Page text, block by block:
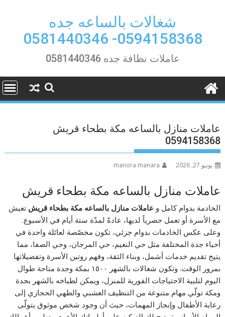
شغالات بالساعه جده
0594158368- 0581440346
عاملات نظافة جده 0581440346
عاملات منازل بالساعه مكة بطحاء قريش
0594158368
يونيو 27, 2026 manora manara
عاملات منازل بالساعه مكة بطحاء قريش
الخادمة بدوام كامل و عاملات منازل بالساعه مكة بطحاء قريش تعيش
مع الأسرة أو تعمل حصرياً لديها، عادةً لمدّة ستة أيام في الأسبوع.
وعلى عكس الخادمات بدوام جزئي، تكون مخصّصة لعائلة واحدة في
أحياء جدة المختلفة مثل حي النعيم، حي المرجان، وحي الصفا، مما
يتيح تقديم خدمات أشمل، وبناء الثقة، وفهم روتين الأسرة وتفضيلاتها
بمرور الوقت. وتكون شغالات بالشهر ١٥٠٠ بمكة وجدة متاحة طوال
اليوم لتلبية الاحتياجات الفورية للمنزل، ويمكن لطباخه بالشهر بجدة
ومكة تولّي مهام متنوعة من التنظيف العشبي والطهي الحجازي إلى
رعاية الأطفال وإنجاز المهمات، حيث أن وجود شخص موثوق يتولّى